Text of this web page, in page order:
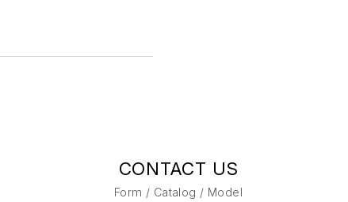
CONTACT US
Form / Catalog / Model